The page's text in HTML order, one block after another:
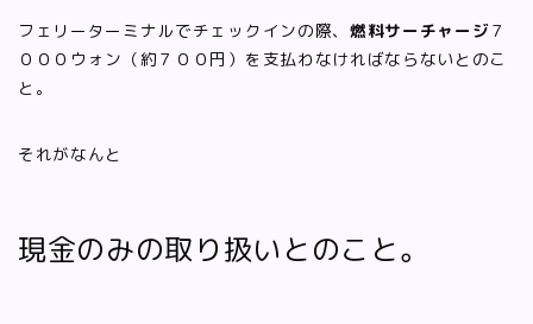
フェリーターミナルでチェックインの際、 燃料サーチャージ７
０００ウォン（約７００円）を支払わなければならないとのこ
と。
それがなんと
現金のみの取り扱いとのこと。